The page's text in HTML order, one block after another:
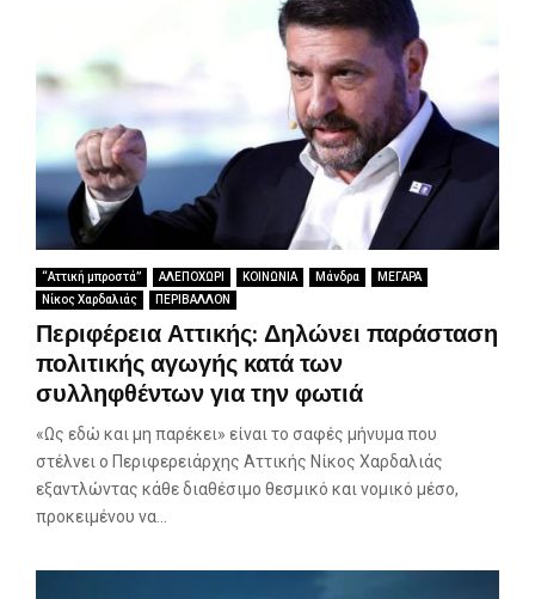
“Αττική μπροστά” ΑΛΕΠΟΧΩΡΙ ΚΟΙΝΩΝΙΑ Μάνδρα
ΜΕΓΑΡΑ
Νίκος Χαρδαλιάς
ΠΕΡΙΒΑΛΛΟΝ
Περιφέρεια Αττικής: Δηλώνει παράσταση
πολιτικής αγωγής κατά των
συλληφθέντων για την φωτιά
«Ως εδώ και μη παρέκει» είναι το σαφές μήνυμα που
στέλνει ο Περιφερειάρχης Αττικής Νίκος Χαρδαλιάς
εξαντλώντας κάθε διαθέσιμο θεσμικό και νομικό μέσο,
προκειμένου να...